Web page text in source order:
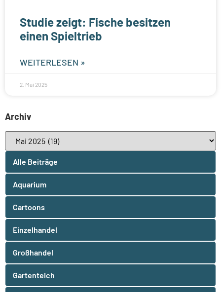
Studie zeigt: Fische besitzen
einen Spieltrieb
WEITERLESEN »
2. Mai 2025
Archiv
Alle Beiträge
Aquarium
Cartoons
Einzelhandel
Großhandel
Gartenteich